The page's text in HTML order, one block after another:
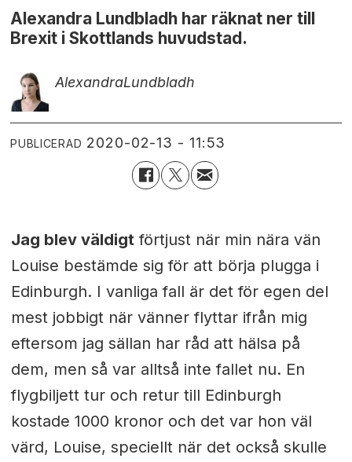
Alexandra Lundbladh har räknat ner till
Brexit i Skottlands huvudstad.
AlexandraLundbladh
PUBLICERAD 2020-02-13 - 11:53
Jag blev väldigt förtjust när min nära vän
Louise bestämde sig för att börja plugga i
Edinburgh. I vanliga fall är det för egen del
mest jobbigt när vänner flyttar ifrån mig
eftersom jag sällan har råd att hälsa på
dem, men så var alltså inte fallet nu. En
flygbiljett tur och retur till Edinburgh
kostade 1000 kronor och det var hon väl
värd, Louise, speciellt när det också skulle